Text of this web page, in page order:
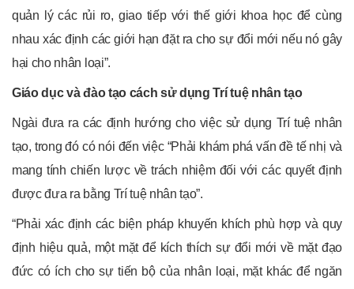
quản lý các rủi ro, giao tiếp với thế giới khoa học để cùng
nhau xác định các giới hạn đặt ra cho sự đổi mới nếu nó gây
hại cho nhân loại”.
Giáo dục và đào tạo cách sử dụng Trí tuệ nhân tạo
Ngài đưa ra các định hướng cho việc sử dụng Trí tuệ nhân
tạo, trong đó có nói đến việc “Phải khám phá vấn đề tế nhị và
mang tính chiến lược về trách nhiệm đối với các quyết định
được đưa ra bằng Trí tuệ nhân tạo”.
“Phải xác định các biện pháp khuyến khích phù hợp và quy
định hiệu quả, một mặt để kích thích sự đổi mới về mặt đạo
đức có ích cho sự tiến bộ của nhân loại, mặt khác để ngăn